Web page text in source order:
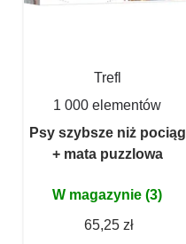
Trefl
1 000 elementów
Psy szybsze niż pociąg
+ mata puzzlowa
W magazynie (3)
65,25 zł